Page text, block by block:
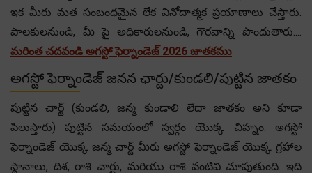
ఇక మీరు మత సంబంధమైన లేక వినోదాత్మక ప్రయాణాలు చేస్తారు.
పాలకులనుండి, మీ పై అధికారులనుండి, గౌరవాన్ని పొందుతారు....
మరింత చదవండి అగస్టో ఫెర్నాండెజ్ 2026 జాతకము
అగస్టో ఫెర్నాండెజ్ జనన ఛార్టు/కుండలి/పుట్టిన జాతకం
పుట్టిన చార్ట్ (కుండలి, జన్మ కుండాలి లేదా జాతకం అని కూడా
పిలుస్తారు) పుట్టిన సమయంలో స్వర్గం యొక్క చిహ్నం. అగస్టో
ఫెర్నాండెజ్ యొక్క జన్మ చార్ట్ మీరు అగస్టో ఫెర్నాండెజ్ యొక్క గ్రహాల
స్థానాలు, దిశ, రాశి చార్టు, మరియు రాశి వంటివి చూపుతుంది. ఇది